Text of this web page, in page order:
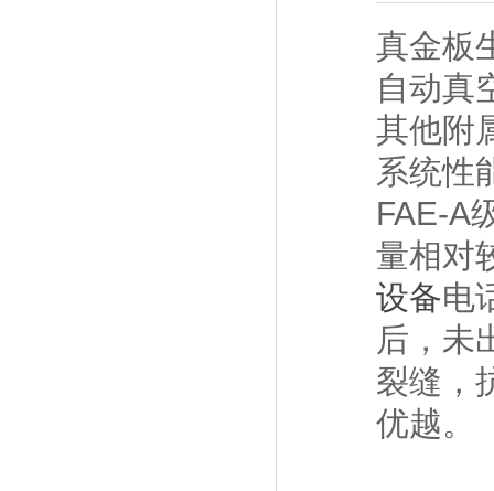
真金板
自动真
其他附
系统性
FAE-A
量相对
设备电
后，未
裂缝，
优越。